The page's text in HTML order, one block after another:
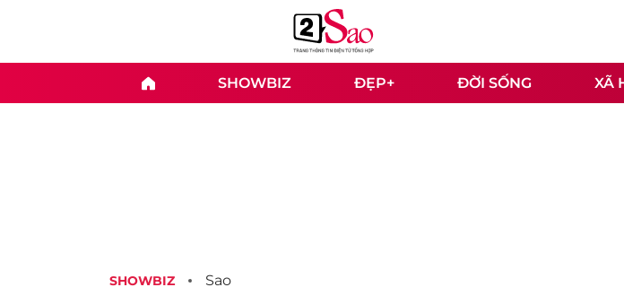
SHOWBIZ ĐẸP+ ĐỜI SỐNG XÃ
SHOWBIZ Sao